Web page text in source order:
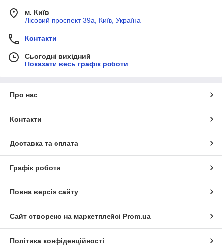
м. Київ
Лісовий проспект 39а, Київ, Україна
Контакти
Сьогодні вихідний
Показати весь графік роботи
Про нас
Контакти
Доставка та оплата
Графік роботи
Повна версія сайту
Сайт створено на маркетплейсі Prom.ua
Політика конфіденційності